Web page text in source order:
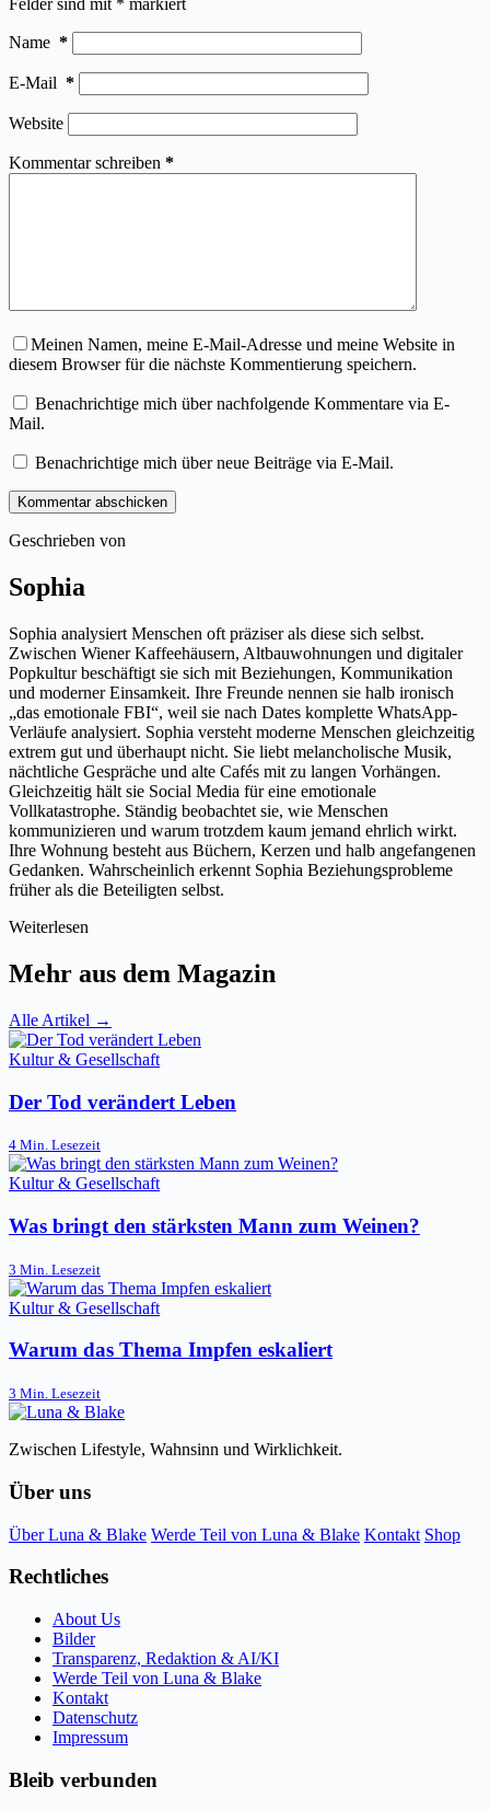
Felder sind mit * markiert
Name *
E-Mail *
Website
Kommentar schreiben *
Meinen Namen, meine E-Mail-Adresse und meine Website in
diesem Browser für die nächste Kommentierung speichern.
Benachrichtige mich über nachfolgende Kommentare via E-
Mail.
Benachrichtige mich über neue Beiträge via E-Mail.
Kommentar abschicken
Geschrieben von
Sophia
Sophia analysiert Menschen oft präziser als diese sich selbst.
Zwischen Wiener Kaffeehäusern, Altbauwohnungen und digitaler
Popkultur beschäftigt sie sich mit Beziehungen, Kommunikation
und moderner Einsamkeit. Ihre Freunde nennen sie halb ironisch
„das emotionale FBI“, weil sie nach Dates komplette WhatsApp-
Verläufe analysiert. Sophia versteht moderne Menschen gleichzeitig
extrem gut und überhaupt nicht. Sie liebt melancholische Musik,
nächtliche Gespräche und alte Cafés mit zu langen Vorhängen.
Gleichzeitig hält sie Social Media für eine emotionale
Vollkatastrophe. Ständig beobachtet sie, wie Menschen
kommunizieren und warum trotzdem kaum jemand ehrlich wirkt.
Ihre Wohnung besteht aus Büchern, Kerzen und halb angefangenen
Gedanken. Wahrscheinlich erkennt Sophia Beziehungsprobleme
früher als die Beteiligten selbst.
Weiterlesen
Mehr aus dem Magazin
Alle Artikel →
Kultur & Gesellschaft
Der Tod verändert Leben
4 Min. Lesezeit
Kultur & Gesellschaft
Was bringt den stärksten Mann zum Weinen?
3 Min. Lesezeit
Kultur & Gesellschaft
Warum das Thema Impfen eskaliert
3 Min. Lesezeit
Zwischen Lifestyle, Wahnsinn und Wirklichkeit.
Über uns
Über Luna & Blake Werde Teil von Luna & Blake Kontakt Shop
Rechtliches
About Us
Bilder
Transparenz, Redaktion & AI/KI
Werde Teil von Luna & Blake
Kontakt
Datenschutz
Impressum
Bleib verbunden